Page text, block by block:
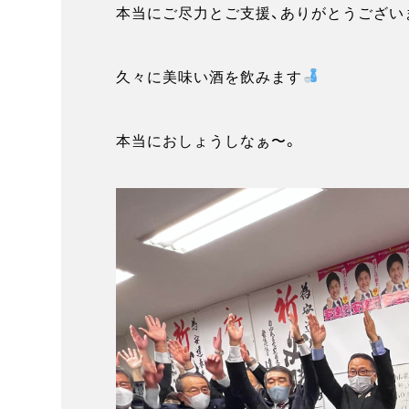
本当にご尽力とご支援、ありがとうござい
久々に美味い酒を飲みます
本当におしょうしなぁ〜。